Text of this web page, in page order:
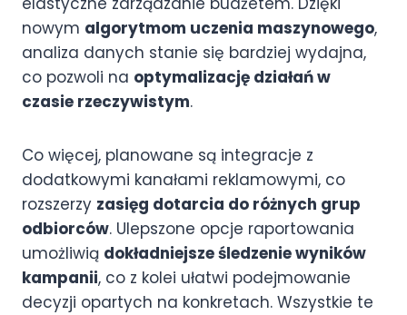
nowym algorytmom uczenia maszynowego,
analiza danych stanie się bardziej wydajna,
co pozwoli na optymalizację działań w
czasie rzeczywistym.
Co więcej, planowane są integracje z
dodatkowymi kanałami reklamowymi, co
rozszerzy zasięg dotarcia do różnych grup
odbiorców. Ulepszone opcje raportowania
umożliwią dokładniejsze śledzenie wyników
kampanii, co z kolei ułatwi podejmowanie
decyzji opartych na konkretach. Wszystkie te